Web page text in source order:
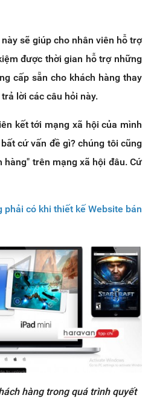
sẽ giúp cho nhân viên hỗ trợ
được thời gian hỗ trợ những
cấp sẵn cho khách hàng thay
lời các câu hỏi này.
kết tới mạng xã hội của mình
cứ vấn đề gì? chúng tôi cũng
hàng" trên mạng xã hội đâu. Cứ
phải có khi thiết kế Website bán
hàng trong quá trình quyết